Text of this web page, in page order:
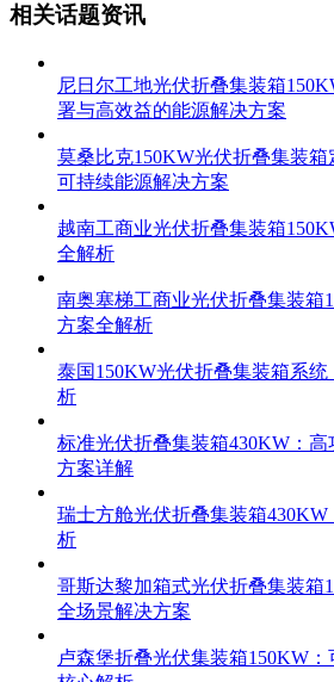
相关话题资讯
尼日尔工地光伏折叠集装箱
署与高效益的能源解决方案
莫桑比克150KW光伏折叠集装
可持续能源解决方案
越南工商业光伏折叠集装箱
全解析
南奥塞梯工商业光伏折叠集装箱
方案全解析
泰国150KW光伏折叠集装箱系
析
标准光伏折叠集装箱430KW：
方案详解
瑞士方舱光伏折叠集装箱
析
哥斯达黎加箱式光伏折叠集装箱
全场景解决方案
卢森堡折叠光伏集装箱150KW